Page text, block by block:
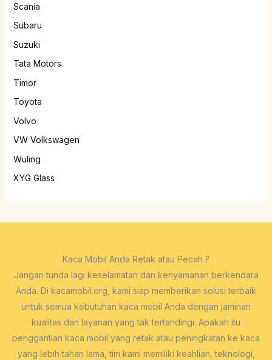
Scania
Subaru
Suzuki
Tata Motors
Timor
Toyota
Volvo
VW Volkswagen
Wuling
XYG Glass
Kaca Mobil Anda Retak atau Pecah ?
Jangan tunda lagi keselamatan dan kenyamanan berkendara
Anda. Di kacamobil.org, kami siap memberikan solusi terbaik
untuk semua kebutuhan kaca mobil Anda dengan jaminan
kualitas dan layanan yang tak tertandingi. Apakah itu
penggantian kaca mobil yang retak atau peningkatan ke kaca
yang lebih tahan lama, tim kami memiliki keahlian, teknologi,